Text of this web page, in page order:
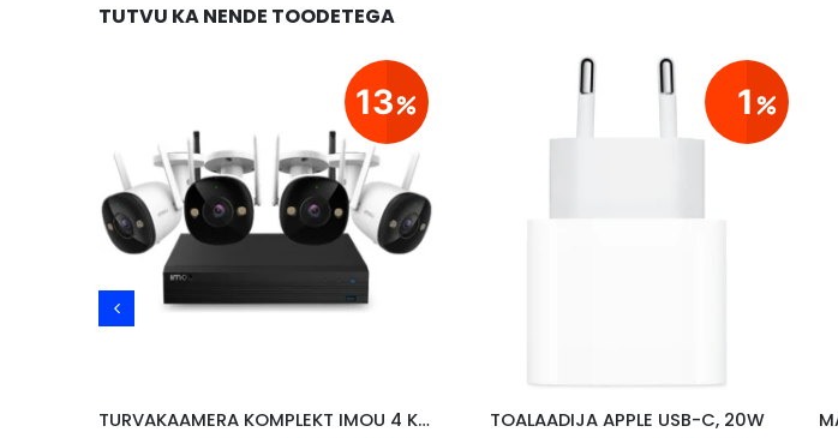
TUTVU KA NENDE TOODETEGA
13
TURVAKAAMERA KOMPLEKT IMOU 4 KAAMERAT, SALVESTAJA, FHD
1
TOALAADIJA APPLE USB-C, 20W